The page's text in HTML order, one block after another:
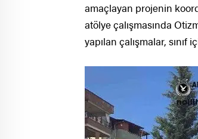
amaçlayan projenin
atölye çalışmasında
yapılan çalışmalar, sınıf